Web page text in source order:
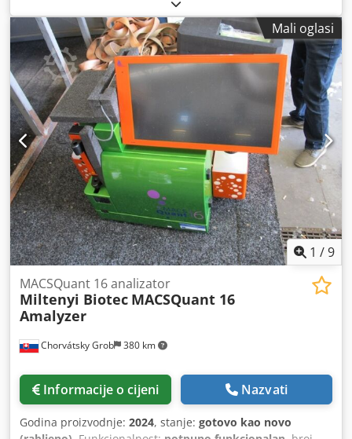
2017. Uređaj se potpuno uključuje – ekran, izbornik i
funkcije prikaza ritma rade ispravno (vidljivo na slikama).
Oprema i funkcije: Csdpfx Ajxy S I Roatsrf •
Monitor/defibrilator LIFEPAK 15 – REF 99577-001390 •
Serijski broj: 45974928 • Godina proizvodnje: 2017 • Dvije
LP15 MPB baterije • Ugrađeni termalni pisač • Moduli: EKG,
SpO₂, NIBP, CO₂ (priključci vidljivi na slikama) • Ručni i AED
način rada • Veliki kolor ekran • Originalna bočna i gornja
torba Stanje: Rabljena oprema u dobrom tehničkom
stanju. Uobičajeni tragovi korištenja na kućištu, bez
mehaničkih oštećenja. Uređaj se pokreće i prelazi u radni
način rada – prikazano na slikama. Idealno za: •
medicinske ustanove • hitne službe • medicinsko
osiguranje evenata • medicinsku edukaciju i obuku
Mogućnost pregleda i provjere na licu mjesta. Dostava
kurirskom službom ili osobno preuzimanje.
Mali oglasi
1 /9
Chorvátsky Grob 380 km
MACSQuant 16 analizator
Miltenyi Biotec MACSQuant 16
Amalyzer
Informacije o cijeni Nazvati
Godina proizvodnje: 2024, stanje: gotovo kao novo